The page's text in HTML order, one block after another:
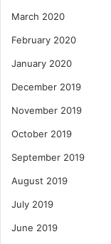
March 2020
February 2020
January 2020
December 2019
November 2019
October 2019
September 2019
August 2019
July 2019
June 2019